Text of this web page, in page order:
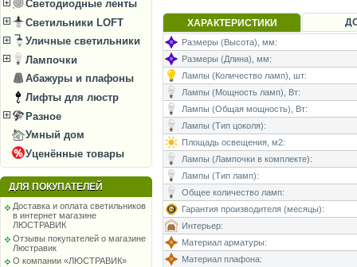
Светодиодные ленты
Светильники LOFT
Уличные светильники
Лампочки
Абажуры и плафоны
Лифты для люстр
Разное
Умный дом
Уценённые товары
ДЛЯ ПОКУПАТЕЛЕЙ
Доставка и оплата светильников
в интернет магазине
ЛЮСТРАВИК
Отзывы покупателей о магазине
Люстравик
О компании «ЛЮСТРАВИК»
ХАРАКТЕРИСТИКИ
Размеры (Высота), мм:
Размеры (Длина), мм:
Лампы (Количество ламп), шт:
Лампы (Мощность ламп), Вт:
Лампы (Общая мощность), Вт:
Лампы (Тип цоколя):
Площадь освещения, м2:
Лампы (Лампочки в комплекте):
Лампы (Тип ламп):
Общее количество ламп:
Гарантия производителя (месяцы):
Интерьер:
Материал арматуры:
Материал плафона: